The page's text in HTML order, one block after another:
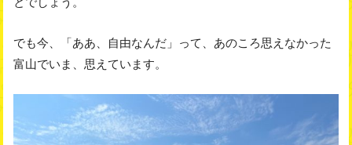
でも今、「ああ、自由なんだ」って、あのころ思えなかった
富山でいま、思えています。